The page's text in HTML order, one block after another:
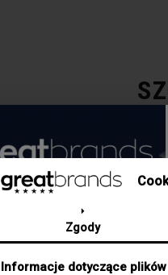
Zgody
Informacje dotyczące